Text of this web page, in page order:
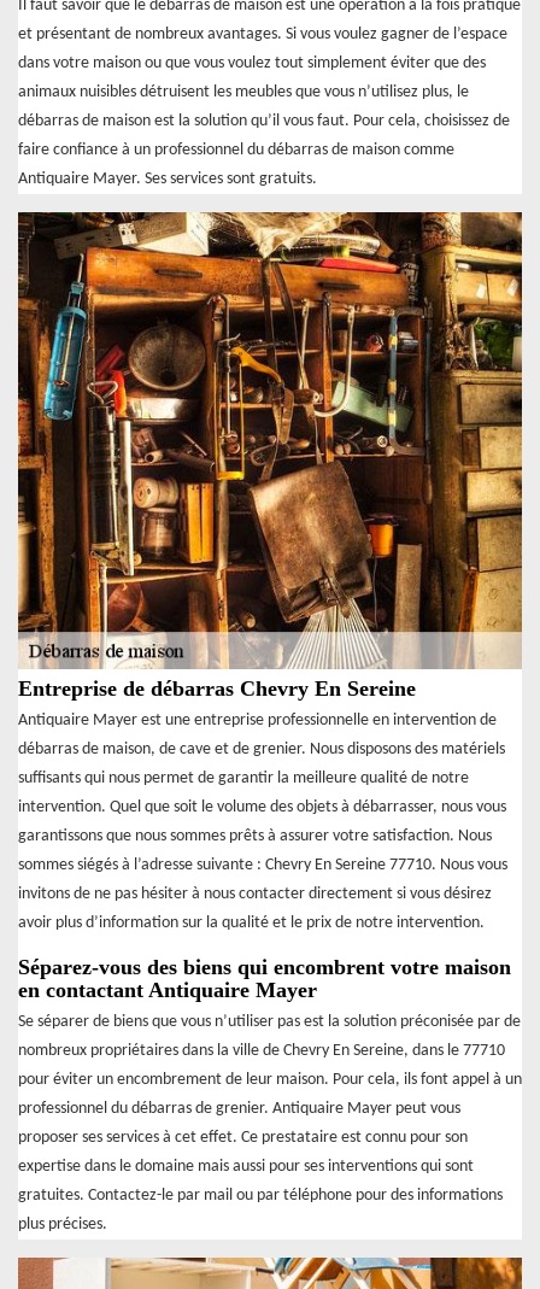
Il faut savoir que le débarras de maison est une opération à la fois pratique
et présentant de nombreux avantages. Si vous voulez gagner de l’espace
dans votre maison ou que vous voulez tout simplement éviter que des
animaux nuisibles détruisent les meubles que vous n’utilisez plus, le
débarras de maison est la solution qu’il vous faut. Pour cela, choisissez de
faire confiance à un professionnel du débarras de maison comme
Antiquaire Mayer. Ses services sont gratuits.
Entreprise de débarras Chevry En Sereine
Antiquaire Mayer est une entreprise professionnelle en intervention de
débarras de maison, de cave et de grenier. Nous disposons des matériels
suffisants qui nous permet de garantir la meilleure qualité de notre
intervention. Quel que soit le volume des objets à débarrasser, nous vous
garantissons que nous sommes prêts à assurer votre satisfaction. Nous
sommes siégés à l’adresse suivante : Chevry En Sereine 77710. Nous vous
invitons de ne pas hésiter à nous contacter directement si vous désirez
avoir plus d’information sur la qualité et le prix de notre intervention.
Séparez-vous des biens qui encombrent votre maison
en contactant Antiquaire Mayer
Se séparer de biens que vous n’utiliser pas est la solution préconisée par de
nombreux propriétaires dans la ville de Chevry En Sereine, dans le 77710
pour éviter un encombrement de leur maison. Pour cela, ils font appel à un
professionnel du débarras de grenier. Antiquaire Mayer peut vous
proposer ses services à cet effet. Ce prestataire est connu pour son
expertise dans le domaine mais aussi pour ses interventions qui sont
gratuites. Contactez-le par mail ou par téléphone pour des informations
plus précises.